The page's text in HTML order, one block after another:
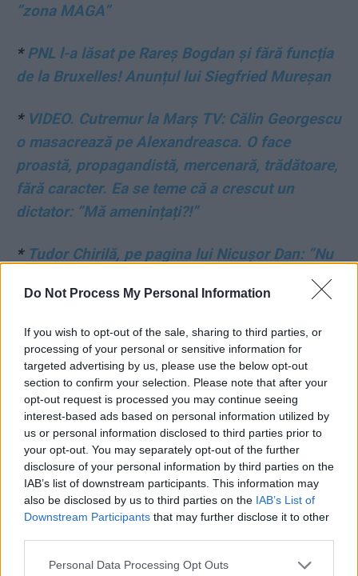
Do Not Process My Personal Information
If you wish to opt-out of the sale, sharing to third parties, or
processing of your personal or sensitive information for
targeted advertising by us, please use the below opt-out
section to confirm your selection. Please note that after your
opt-out request is processed you may continue seeing
interest-based ads based on personal information utilized by
us or personal information disclosed to third parties prior to
your opt-out. You may separately opt-out of the further
disclosure of your personal information by third parties on the
IAB’s list of downstream participants. This information may
also be disclosed by us to third parties on the IAB’s List of
Downstream Participants that may further disclose it to other
Personal Data Processing Opt Outs
”zona MAGA”
*PNL l-a lăsat pe Rareș Bogdan și fără funcția
de la Bruxelles! Anunțul lui Siegfried Mureșan
* VIDEO. Cutremur la Marș TV: Călin Georgescu
o masacrează pe Alexandreasca. O face
proastă, propagandistă, mercenară, trădătoare,
fără caracter. Ea se teme că a crescut un
dictator: ”Mă amenințați?!”
* Tudor Chirilă, pe pagina lui Nicușor Dan: ”Nu
v-am votat să ajungeți primul PSD-ist al țării”.
Festival de comentarii critice la comunicatul
tendențios al președintelui
*Pesedan lovește din nou! Nicușor Dan dă vină
pe PNL, care nu vrea să voteze necondiționat
Guvernul Grindeanu
*Poza trădării ”liberale”: Veștea, Bode,
Gorghiu, Thuma, Stroe, fericiți printre PSD-iști.
Lângă Grindeanu apare și Tomac
*Orban intră în război total cu Nicușor Dan:
”Să nu te miri dacă voi susţine demiterea ta!” /